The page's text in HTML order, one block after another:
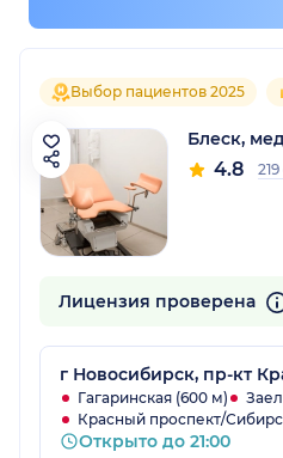
Выбор пациентов 2025
Блеск,
4.8
Лицензия проверена
г Новосибирск, пр-кт
Гагаринская (600 м)
Красный проспект/
Открыто до 21:00